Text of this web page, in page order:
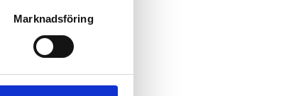
Marknadsföring